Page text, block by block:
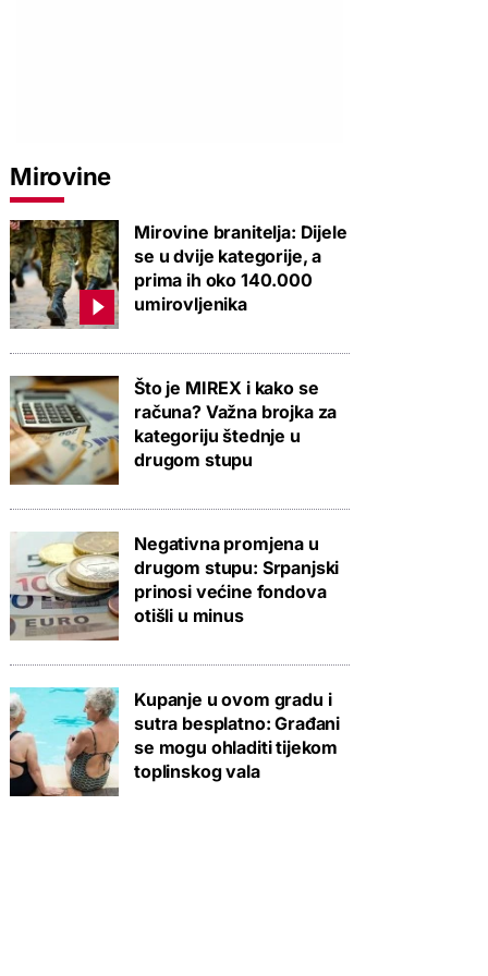
Mirovine
Mirovine branitelja: Dijele
se u dvije kategorije, a
prima ih oko 140.000
umirovljenika
Što je MIREX i kako se
računa? Važna brojka za
kategoriju štednje u
drugom stupu
Negativna promjena u
drugom stupu: Srpanjski
prinosi većine fondova
otišli u minus
Kupanje u ovom gradu i
sutra besplatno: Građani
se mogu ohladiti tijekom
toplinskog vala